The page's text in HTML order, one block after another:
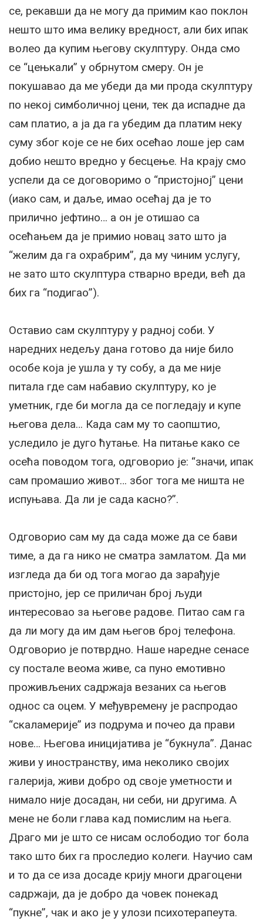
се, рекавши да не могу да примим као поклон
нешто што има велику вредност, али бих ипак
волео да купим његову скулптуру. Онда смо
се “цењкали” у обрнутом смеру. Он је
покушавао да ме убеди да ми прода скулптуру
по некој симболичној цени, тек да испадне да
сам платио, а ја да га убедим да платим неку
суму због које се не бих осећао лоше јер сам
добио нешто вредно у бесцење. На крају смо
успели да се договоримо о “пристојној” цени
(иако сам, и даље, имао осећај да је то
прилично јефтино… а он је отишао са
осећањем да је примио новац зато што ја
“желим да га охрабрим”, да му чиним услугу,
не зато што скулптура стварно вреди, већ да
бих га “подигао”).
Оставио сам скулптуру у радној соби. У
наредних недељу дана готово да није било
особе која је ушла у ту собу, а да ме није
питала где сам набавио скулптуру, ко је
уметник, где би могла да се погледају и купе
његова дела… Када сам му то саопштио,
уследило је дуго ћутање. На питање како се
осећа поводом тога, одговорио је: “значи, ипак
сам промашио живот… због тога ме ништа не
испуњава. Да ли је сада касно?”.
Одговорио сам му да сада може да се бави
тиме, а да га нико не сматра замлатом. Да ми
изгледа да би од тога могао да зарађује
пристојно, јер се приличан број људи
интересовао за његове радове. Питао сам га
да ли могу да им дам његов број телефона.
Одговорио је потврдно. Наше наредне сенасе
су постале веома живе, са пуно емотивно
проживљених садржаја везаних са његов
однос са оцем. У међувремену је распродао
“скаламерије” из подрума и почео да прави
нове… Његова иницијатива је “букнула”. Данас
живи у иностранству, има неколико својих
галерија, живи добро од своје уметности и
нимало није досадан, ни себи, ни другима. А
мене не боли глава кад помислим на њега.
Драго ми је што се нисам ослободио тог бола
тако што бих га проследио колеги. Научио сам
и то да се иза досаде крију многи драгоцени
садржаји, да је добро да човек понекад
“пукне”, чак и ако је у улози психотерапеута.